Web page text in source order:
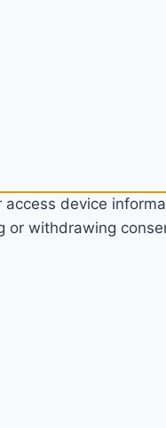
device
withdrawing